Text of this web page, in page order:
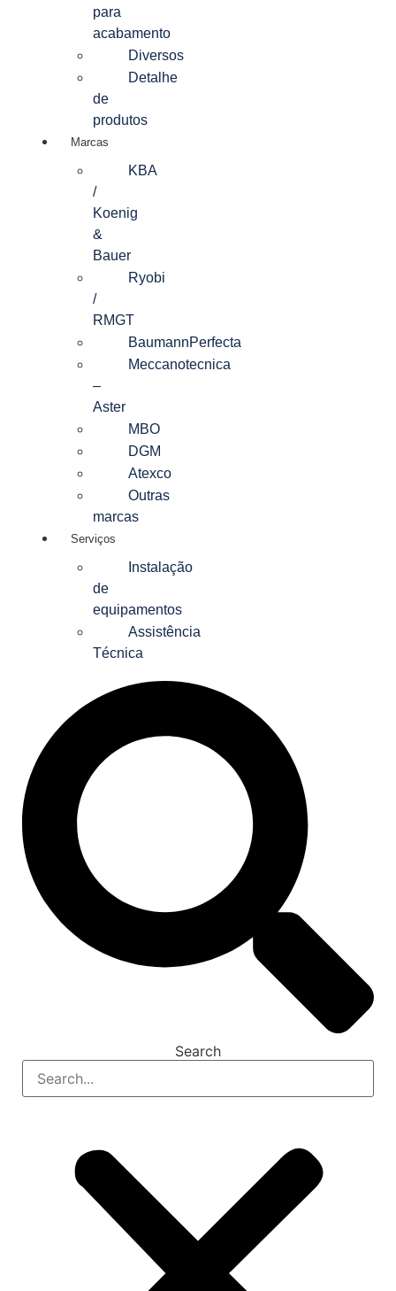
para
acabamento
Diversos
Detalhe
de
produtos
Marcas
KBA
/
Koenig
&
Bauer
Ryobi
/
RMGT
BaumannPerfecta
Meccanotecnica
–
Aster
MBO
DGM
Atexco
Outras
marcas
Serviços
Instalação
de
equipamentos
Assistência
Técnica
Search